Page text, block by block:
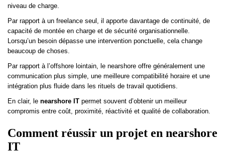
niveau de charge.
Par rapport à un freelance seul, il apporte davantage de continuité, de
capacité de montée en charge et de sécurité organisationnelle.
Lorsqu’un besoin dépasse une intervention ponctuelle, cela change
beaucoup de choses.
Par rapport à l’offshore lointain, le nearshore offre généralement une
communication plus simple, une meilleure compatibilité horaire et une
intégration plus fluide dans les rituels de travail quotidiens.
En clair, le nearshore IT permet souvent d’obtenir un meilleur
compromis entre coût, proximité, réactivité et qualité de collaboration.
Comment réussir un projet en nearshore
IT